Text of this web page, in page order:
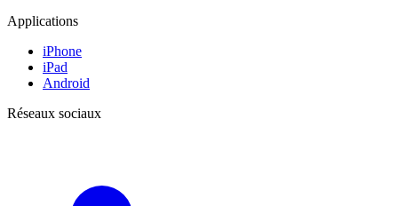
Applications
iPhone
iPad
Android
Réseaux sociaux